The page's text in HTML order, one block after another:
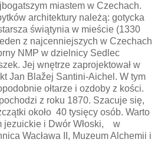
miastem w Czechach.
architektury należą: gotycka
świątynia w mieście (1330
z najcenniejszych w Czechach
NMP w dzielnicy Sedlec
Jej wnętrze zaprojektował w
Jan Blažej Santini-Aichel. W tym
ołtarze i ozdoby z kości.
z roku 1870. Szacuje się,
około 40 tysięcy osób. Warto
jezuickie i Dwór Włoski, w
Wacława II, Muzeum Alchemii i